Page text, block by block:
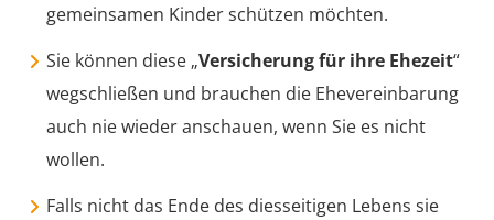
gemeinsamen Kinder schützen möchten.
Sie können diese „Versicherung für ihre Ehezeit“
wegschließen und brauchen die Ehevereinbarung
auch nie wieder anschauen, wenn Sie es nicht
wollen.
Falls nicht das Ende des diesseitigen Lebens sie